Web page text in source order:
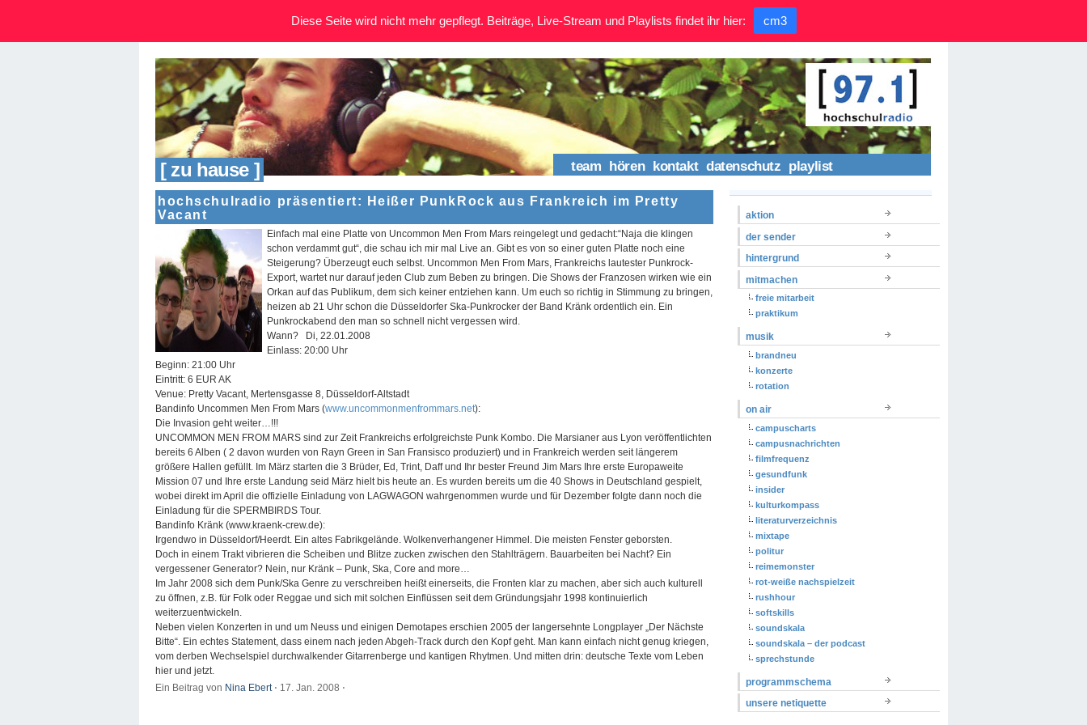
[ zu hause ] team hören kontakt datenschutz playlist
hochschulradio präsentiert: Heißer PunkRock aus Frankreich im Pretty
Vacant
Einfach mal eine Platte von Uncommon Men From Mars reingelegt und gedacht:“Naja die klingen
schon verdammt gut“, die schau ich mir mal Live an. Gibt es von so einer guten Platte noch eine
Steigerung? Überzeugt euch selbst. Uncommon Men From Mars, Frankreichs lautester Punkrock-
Export, wartet nur darauf jeden Club zum Beben zu bringen. Die Shows der Franzosen wirken wie ein
Orkan auf das Publikum, dem sich keiner entziehen kann. Um euch so richtig in Stimmung zu bringen,
heizen ab 21 Uhr schon die Düsseldorfer Ska-Punkrocker der Band Kränk ordentlich ein. Ein
Punkrockabend den man so schnell nicht vergessen wird.
Wann? Di, 22.01.2008
Einlass: 20:00 Uhr
Beginn: 21:00 Uhr
Eintritt: 6 EUR AK
Venue: Pretty Vacant, Mertensgasse 8, Düsseldorf-Altstadt
Bandinfo Uncommen Men From Mars (www.uncommonmenfrommars.net):
Die Invasion geht weiter…!!!
UNCOMMON MEN FROM MARS sind zur Zeit Frankreichs erfolgreichste Punk Kombo. Die Marsianer aus Lyon veröffentlichten
bereits 6 Alben ( 2 davon wurden von Rayn Green in San Fransisco produziert) und in Frankreich werden seit längerem
größere Hallen gefüllt. Im März starten die 3 Brüder, Ed, Trint, Daff und Ihr bester Freund Jim Mars Ihre erste Europaweite
Mission 07 und Ihre erste Landung seid März hielt bis heute an. Es wurden bereits um die 40 Shows in Deutschland gespielt,
wobei direkt im April die offizielle Einladung von LAGWAGON wahrgenommen wurde und für Dezember folgte dann noch die
Einladung für die SPERMBIRDS Tour.
Bandinfo Kränk (www.kraenk-crew.de):
Irgendwo in Düsseldorf/Heerdt. Ein altes Fabrikgelände. Wolkenverhangener Himmel. Die meisten Fenster geborsten.
Doch in einem Trakt vibrieren die Scheiben und Blitze zucken zwischen den Stahlträgern. Bauarbeiten bei Nacht? Ein
vergessener Generator? Nein, nur Kränk – Punk, Ska, Core and more…
Im Jahr 2008 sich dem Punk/Ska Genre zu verschreiben heißt einerseits, die Fronten klar zu machen, aber sich auch kulturell
zu öffnen, z.B. für Folk oder Reggae und sich mit solchen Einflüssen seit dem Gründungsjahr 1998 kontinuierlich
weiterzuentwickeln.
Neben vielen Konzerten in und um Neuss und einigen Demotapes erschien 2005 der langersehnte Longplayer „Der Nächste
Bitte“. Ein echtes Statement, dass einem nach jeden Abgeh-Track durch den Kopf geht. Man kann einfach nicht genug kriegen,
vom derben Wechselspiel durchwalkender Gitarrenberge und kantigen Rhytmen. Und mitten drin: deutsche Texte vom Leben
hier und jetzt.
Ein Beitrag von Nina Ebert ⋅ 17. Jan. 2008 ⋅
aktion
der sender
hintergrund
mitmachen
freie mitarbeit
praktikum
musik
brandneu
konzerte
rotation
on air
campuscharts
campusnachrichten
filmfrequenz
gesundfunk
insider
kulturkompass
literaturverzeichnis
mixtape
politur
reimemonster
rot-weiße nachspielzeit
rushhour
softskills
soundskala
soundskala – der podcast
sprechstunde
programmschema
unsere netiquette
Diese Seite wird nicht mehr gepflegt. Beiträge, Live-Stream und Playlists findet ihr hier: cm3